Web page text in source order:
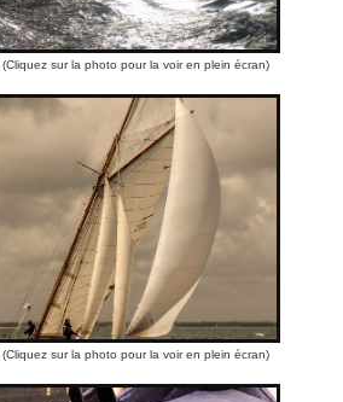
(Cliquez sur la photo pour la voir en plein écran)
(Cliquez sur la photo pour la voir en plein écran)